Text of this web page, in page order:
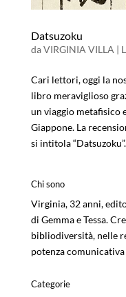
Datsuzoku
daVIRGINIA VILLA |
Cari lettori, oggi la
libro meraviglioso
un viaggio metafisico
Giappone. La
si intitola
Chi sono
Virginia, 32 anni,
di Gemma e Tessa.
bibliodiversità, nelle
potenza
Categorie